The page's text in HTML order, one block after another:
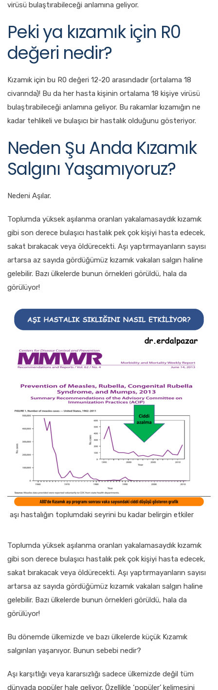
virüsü bulaştırabileceği anlamına geliyor.
Peki ya kızamık için R0
değeri nedir?
Kızamık için bu R0 değeri 12-20 arasındadır (ortalama 18
civarında)! Bu da her hasta kişinin ortalama 18 kişiye virüsü
bulaştırabileceği anlamına geliyor. Bu rakamlar kızamığın ne
kadar tehlikeli ve bulaşıcı bir hastalık olduğunu gösteriyor.
Neden Şu Anda Kızamık
Salgını Yaşamıyoruz?
Nedeni Aşılar.
Toplumda yüksek aşılanma oranları yakalamasaydık kızamık
gibi son derece bulaşıcı hastalık pek çok kişiyi hasta edecek,
sakat bırakacak veya öldürecekti. Aşı yaptırmayanların sayısı
artarsa az sayıda gördüğümüz kızamık vakaları salgın haline
gelebilir. Bazı ülkelerde bunun örnekleri görüldü, hala da
görülüyor!
aşı hastalığın toplumdaki seyrini bu kadar belirgin etkiler
Toplumda yüksek aşılanma oranları yakalamasaydık kızamık
gibi son derece bulaşıcı hastalık pek çok kişiyi hasta edecek,
sakat bırakacak veya öldürecekti. Aşı yaptırmayanların sayısı
artarsa az sayıda gördüğümüz kızamık vakaları salgın haline
gelebilir. Bazı ülkelerde bunun örnekleri görüldü, hala da
görülüyor!
Bu dönemde ülkemizde ve bazı ülkelerde küçük Kızamık
salgınları yaşanıyor. Bunun sebebi nedir?
Aşı karşıtlığı veya kararsızlığı sadece ülkemizde değil tüm
dünyada popüler hale geliyor. Özellikle ‘popüler’ kelimesini